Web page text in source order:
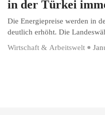
in der Türkei
Die Energiepreise werden in
deutlich erhöht. Die
Wirtschaft & Arbeitswelt